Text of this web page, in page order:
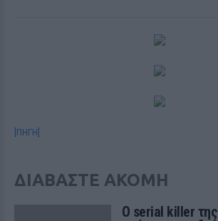
[ΠΗΓΗ]
ΔΙΑΒΑΣΤΕ ΑΚΟΜΗ
Ο serial killer